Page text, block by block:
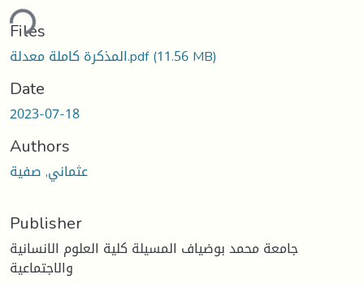
Files
المذكرة كاملة معدلة.pdf(11.56 MB)
Date
2023-07-18
Authors
عثماني, صفية
Publisher
جامعة محمد بوضياف المسيلة كلية العلوم الانسانية
والاجتماعية